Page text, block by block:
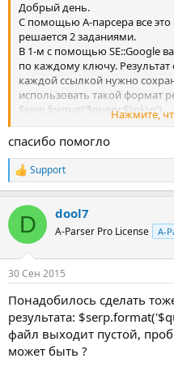
Добрый день.
С помощью А-парсера все это
решается 2 заданиями.
В 1-м с помощью SE::Google
по каждому ключу. Результат
каждой ссылкой нужно
использовать такой формат
$serp.format('$query;$link\n')
Во 2-м задании в качестве
полученный в 1-м задании
Разделитель ";". По каждому
HTML::TextExtractor парсите
Нажмите,
спасибо помогло
Р
е
к
и
Support
D dool7
A-Parser Pro License A-
30 Сен 2015
Понадобилось сделать
результата:
файл выходит пустой,
может быть ?